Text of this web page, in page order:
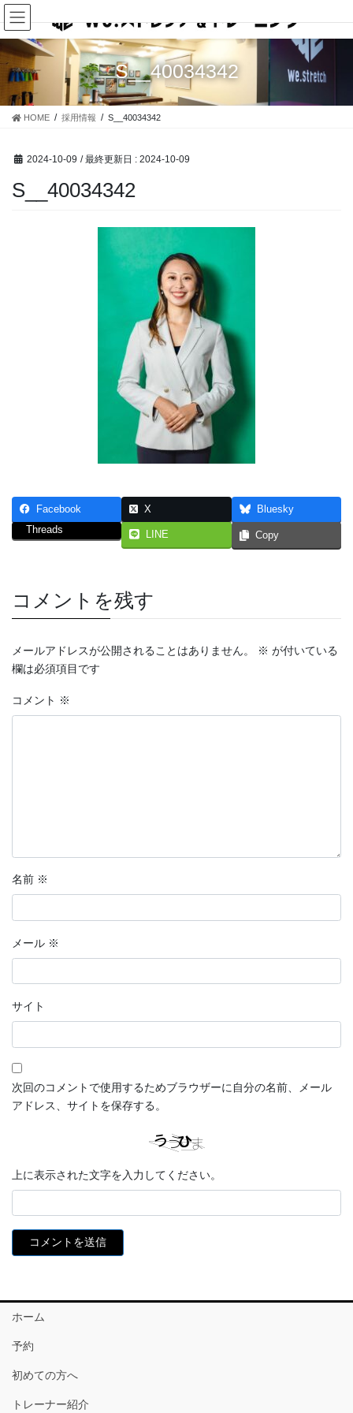
コ
ン
テ
ン
ツ
移
ナ
ビ
ゲ
ー
シ
ン
S__40034342
HOME 採用情報 S__40034342
2024-10-09 / 最終更新日 : 2024-10-09
S__40034342
Facebook X
Bluesky
Threads
LINE Copy
コメントを残す
メールアドレスが公開されることはありません。 ※ が付いている
欄は必須項目です
コメント ※
名前 ※
メール ※
サイト
次回のコメントで使用するためブラウザーに自分の名前、メール
アドレス、サイトを保存する。
上に表示された文字を入力してください。
ホーム
予約
初めての方へ
トレーナー紹介